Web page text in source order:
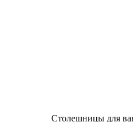
Столешницы для